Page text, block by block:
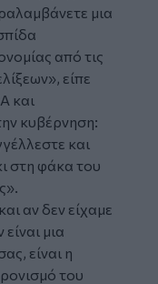
μια
από τις
είπε
και
κυβέρνηση:
και
στη φάκα του
αν δεν είχαμε
μια
είναι η
του